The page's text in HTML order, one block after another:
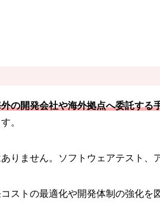
の開発会社や海外拠点へ委託する
。
りません。ソフトウェアテスト
ストの最適化や開発体制の強化を